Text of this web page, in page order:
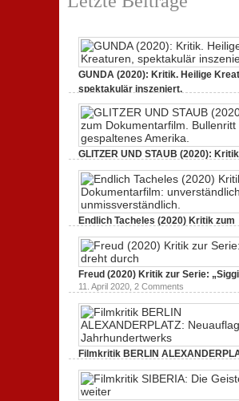
GUNDA (2020): Kritik. Heilige
spektakulär inszeniert.
GLITZER UND STAUB (2020):
Dokumentarfilm. Bullenritt durch
gespaltenes Amerika.
3. Oktober 2020,2 Comments
Endlich Tacheles (2020) Kritik zum
Dokumentarfilm: unverständlich,
unmissverständlich.
19. Mai 2020,0 Comments
Freud (2020) Kritik zur Serie:
11. April 2020, 2 Comments
Filmkritik BERLIN
Neuauflage eines
1. März 2020,2 Comments